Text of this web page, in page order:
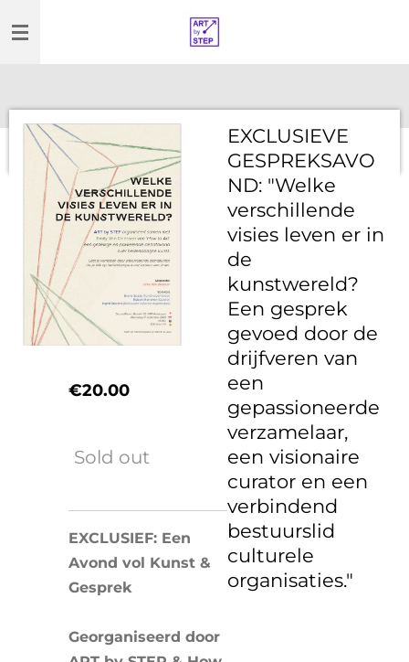
to
main
EXCLUSIEVE
GESPREKSAVO
ND: "Welke
verschillende
visies leven er in
de
kunstwereld?
Een gesprek
gevoed door de
drijfveren van
een
gepassioneerde
verzamelaar,
een visionaire
curator en een
verbindend
bestuurslid
culturele
organisaties."
€20.00
Sold out
EXCLUSIEF: Een
Avond vol Kunst &
Gesprek
Georganiseerd door